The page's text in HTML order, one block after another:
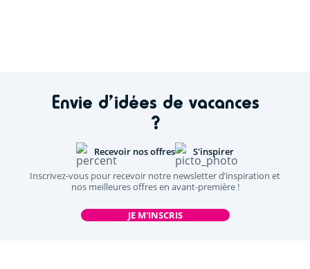
Envie d’idées de vacances
?
Recevoir nos offres
S'inspirer
Inscrivez-vous pour recevoir notre newsletter d’inspiration et
nos meilleures offres en avant-première !
JE M'INSCRIS